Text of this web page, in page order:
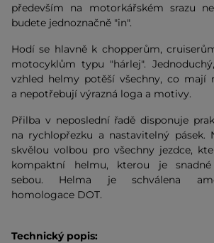
především na motorkářském srazu
budete jednoznačně "in".
Hodí se hlavně k chopperům,
motocyklům typu "hárlej".
vzhled helmy potěší všechny, co mají
a nepotřebují výrazná loga a motivy.
Přilba v neposlední řadě disponuje
na rychlopřezku a nastavitelný pásek.
skvělou volbou pro všechny jezdce,
kompaktní helmu, kterou je
sebou. Helma je schválena
homologace DOT.
Technický popis: